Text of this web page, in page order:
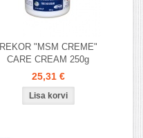
REKOR "MSM CREME"
CARE CREAM 250g
25,31 €